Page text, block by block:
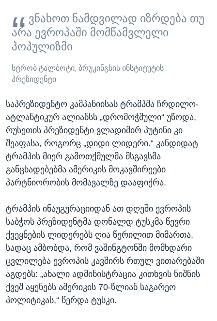
ვნახოთ ნამდვილად იზრდება თუ
არა ევროპაში მომწამვლელი
პოპულიზმი
სტრობ ტალბოტი, ბრუკინგსის ინსტიტუტის
პრეზიდენტი
საპრეზიდენტო კამპანიისას ტრამპმა ჩრდილო-
ატლანტიკურ ალიანსს „დრომოჭმული“ უწოდა,
რუსეთის პრეზიდენტი ვლადიმირ პუტინი კი
შეაფასა, როგორც „დიდი ლიდერი.“ კანდიდატ
ტრამპის მიერ გამოთქმულმა მსგავსმა
განცხადებებმა ამერიკის მოკავშირეები
პარტნიორობის მომავალზე დააფიქრა.
ტრამპის ინაუგურაციიდან ათ დღეში ევროპის
საბჭოს პრეზიდენტმა დონალდ ტუსკმა წევრი
ქვეყნების ლიდერებს ღია წერილით მიმართა,
სადაც ამბობდა, რომ ვაშინგტონში მომხდარი
ცვლილება ევროპის კავშირს რთულ ვითარებაში
აგდებს: „ახალი ადმინისტრაცია კითხვის ნიშნის
ქვეშ აყენებს ამერიკის 70-წლიან საგარეო
პოლიტიკას,“ წერდა ტუსკი.